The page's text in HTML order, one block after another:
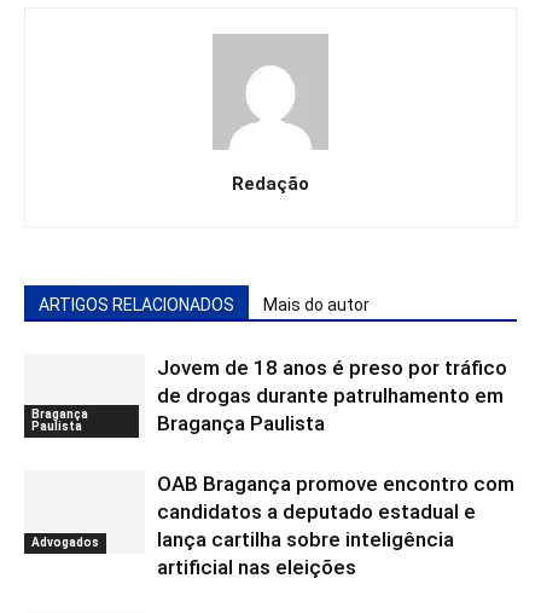
Redação
ARTIGOS RELACIONADOS Mais do autor
Bragança
Paulista
Jovem de 18 anos é preso por tráfico
de drogas durante patrulhamento em
Bragança Paulista
Advogados
OAB Bragança promove encontro com
candidatos a deputado estadual e
lança cartilha sobre inteligência
artificial nas eleições